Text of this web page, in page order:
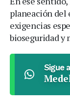
planeación del
exigencias
bioseguridad y
Sigue